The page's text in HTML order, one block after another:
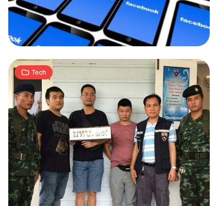
Tech
zlikwidowana
W 15.06.2017 |
2
min